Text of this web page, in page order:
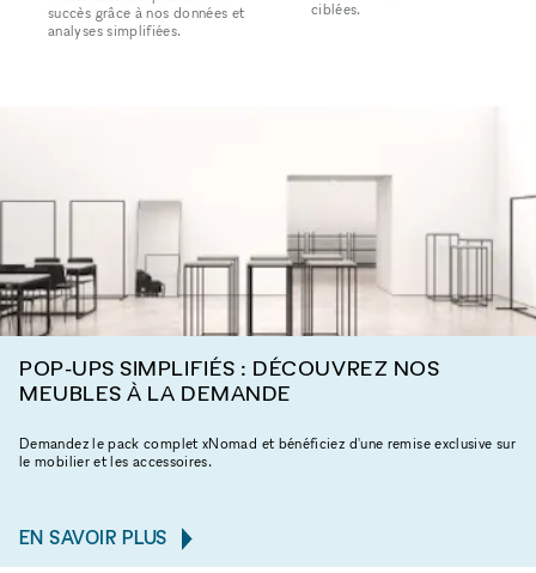
succès grâce à nos données et
analyses simplifiées.
ciblées.
POP-UPS SIMPLIFIÉS : DÉCOUVREZ NOS
MEUBLES À LA DEMANDE
Demandez le pack complet xNomad et bénéficiez d'une remise exclusive sur
le mobilier et les accessoires.
EN SAVOIR PLUS